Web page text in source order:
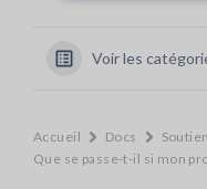
Voir les
Accueil Docs Soutien
Que se passe-t-il si mon